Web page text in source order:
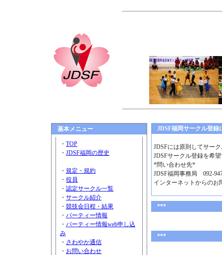
基本メニュー
・ TOP
・ JDSF福岡の歴史
・ 規定・規約
・ 役員
・ 認定サークル一覧
・ サークル紹介
・ 競技会日程・結果
・ パーティー情報
・ パーティー情報web申し込
み
・ さわやか通信
・ お問い合わせ
JDSF福岡サークル登録
JDSFには原則してサー
JDSFサークル登録を希
*問い合わせ先*
JDSF福岡事務局 092-
インターネットからのお
***
***